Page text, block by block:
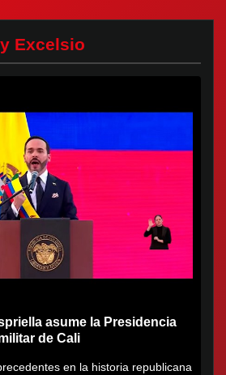
Excelsio
asume la Presidencia
de Cali
en la historia republicana